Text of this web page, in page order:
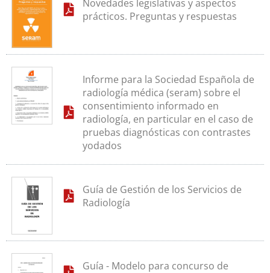
Novedades legislativas y aspectos
prácticos. Preguntas y respuestas
Informe para la Sociedad Española de
radiología médica (seram) sobre el
consentimiento informado en
radiología, en particular en el caso de
pruebas diagnósticas con contrastes
yodados
Guía de Gestión de los Servicios de
Radiología
Guía - Modelo para concurso de